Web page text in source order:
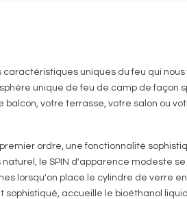
uniques du feu qui
unique de feu de camp de façon
votre terrasse, votre salon ou
ordre, une fonctionnalité
le SPIN d'apparence modeste
lorsqu'on place le cylindre de verre
accueille le bioéthanol